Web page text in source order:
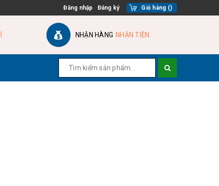
Đăng nhập Đăng ký Giỏ hàng ()
NHẬN HÀNG NHẬN TIỀN